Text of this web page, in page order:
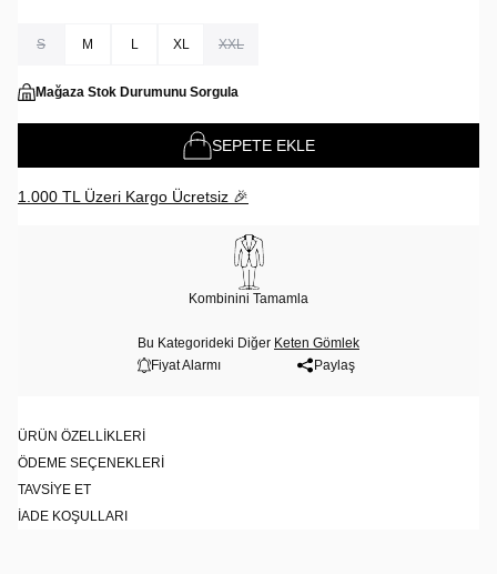
S M L XL XXL
Mağaza Stok Durumunu Sorgula
SEPETE EKLE
1.000 TL Üzeri Kargo Ücretsiz 🎉
Kombinini Tamamla
Bu Kategorideki Diğer Keten Gömlek
Fiyat Alarmı
Paylaş
ÜRÜN ÖZELLIKLERI
ÖDEME SEÇENEKLERI
TAVSIYE ET
İADE KOŞULLARI